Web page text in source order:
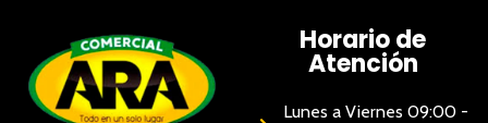
Horario de
Atención
Lunes a Viernes 09:00 -